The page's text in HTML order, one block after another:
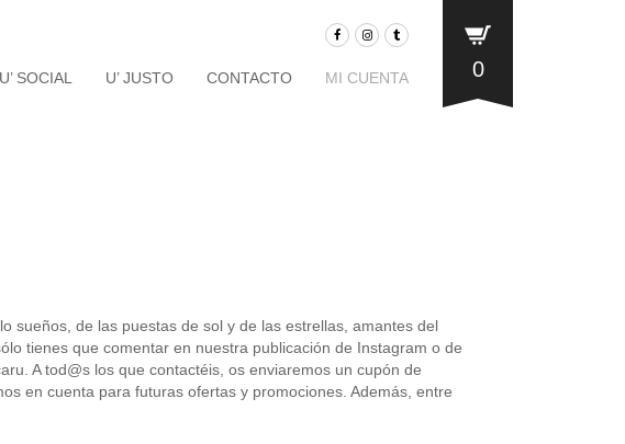
U’ SOCIAL U’ JUSTO CONTACTO MI CUENTA 0
sueños, de las puestas de sol y de las estrellas, amantes del
tienes que comentar en nuestra publicación de Instagram o de
A tod@s los que contactéis, os enviaremos un cupón de
en cuenta para futuras ofertas y promociones. Además, entre